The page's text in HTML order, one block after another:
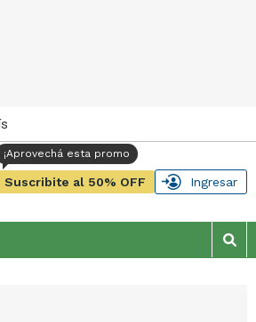
Suscribite al 50% OFF Ingresar
M
o